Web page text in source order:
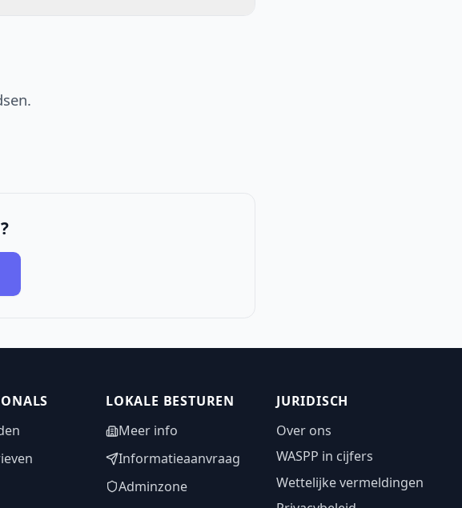
LOKALE BESTUREN
Meer info
Informatieaanvraag
Adminzone
JURIDISCH
Over ons
WASPP in cijfers
Wettelijke vermeldingen